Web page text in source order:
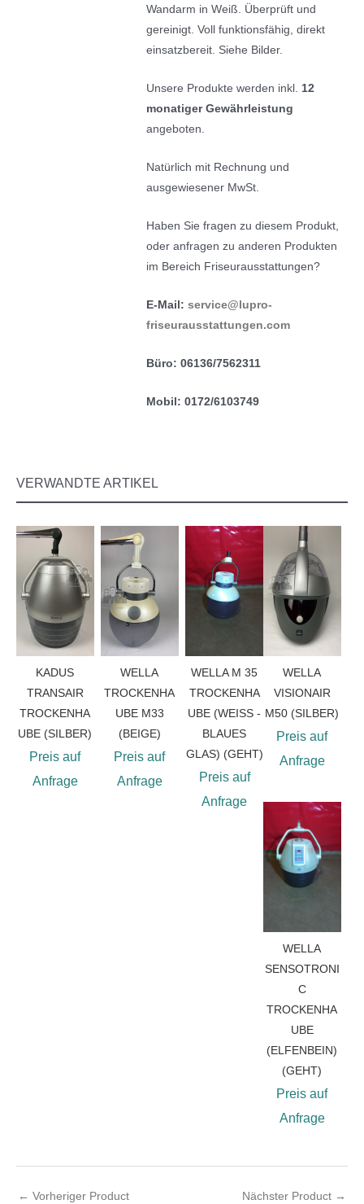
Wandarm in Weiß. Überprüft und
gereinigt. Voll funktionsfähig, direkt
einsatzbereit. Siehe Bilder.
Unsere Produkte werden inkl. 12
monatiger Gewährleistung
angeboten.
Natürlich mit Rechnung und
ausgewiesener MwSt.
Haben Sie fragen zu diesem Produkt,
oder anfragen zu anderen Produkten
im Bereich Friseurausstattungen?
E-Mail: service@lupro-
friseurausstattungen.com
Büro: 06136/7562311
Mobil: 0172/6103749
VERWANDTE ARTIKEL
KADUS
TRANSAIR
TROCKENHA
UBE (SILBER)
Preis auf
Anfrage
WELLA
TROCKENHA
UBE M33
(BEIGE)
Preis auf
Anfrage
WELLA M 35
TROCKENHA
UBE (WEISS - B
LAUES G
LAS) (GEHT)
Preis auf
Anfrage
WELLA
VISIONAIR
M50 (SILBER)
Preis auf
Anfrage
WELLA
SENSOTRONI
C
TROCKENHA
UBE
(ELFENBEIN)
(GEHT)
Preis auf
Anfrage
← Vorheriger Product Nächster Product →